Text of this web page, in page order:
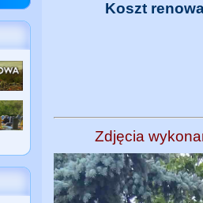
Koszt
Zdjęcia